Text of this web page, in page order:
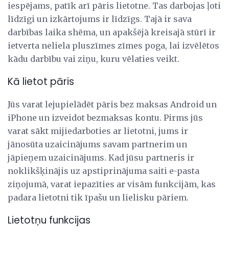
iespējams, patīk arī pāris lietotne. Tas darbojas ļoti
līdzīgi un izkārtojums ir līdzīgs. Tajā ir sava
darbības laika shēma, un apakšējā kreisajā stūrī ir
ietverta neliela pluszīmes zīmes poga, lai izvēlētos
kādu darbību vai ziņu, kuru vēlaties veikt.
Kā lietot pāris
Jūs varat lejupielādēt pāris bez maksas Android un
iPhone un izveidot bezmaksas kontu. Pirms jūs
varat sākt mijiedarboties ar lietotni, jums ir
jānosūta uzaicinājums savam partnerim un
jāpieņem uzaicinājums. Kad jūsu partneris ir
noklikšķinājis uz apstiprinājuma saiti e-pasta
ziņojumā, varat iepazīties ar visām funkcijām, kas
padara lietotni tik īpašu un lielisku pāriem.
Lietotņu funkcijas